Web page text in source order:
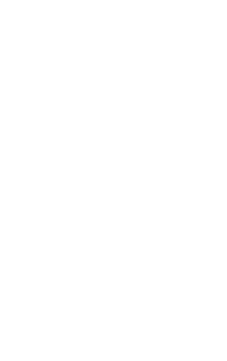
了承ください。
き作成されるも
をご了承くださ
ありません。
1000ppm以下、
下、フタル酸ジブチ
) : 1000ppm、
、
可)を取得する
要な手段を講じ
これらの製造装